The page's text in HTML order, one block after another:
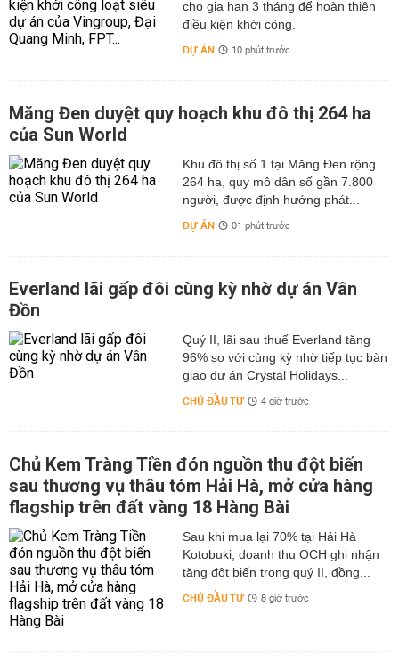
cho gia hạn 3 tháng để hoàn thiện
điều kiện khởi công.
DỰ ÁN 10 phút trước
Măng Đen duyệt quy hoạch khu đô thị 264 ha
của Sun World
Khu đô thị số 1 tại Măng Đen rộng
264 ha, quy mô dân số gần 7.800
người, được định hướng phát...
DỰ ÁN 01 phút trước
Everland lãi gấp đôi cùng kỳ nhờ dự án Vân
Đồn
Quý II, lãi sau thuế Everland tăng
96% so với cùng kỳ nhờ tiếp tục bàn
giao dự án Crystal Holidays...
CHỦ ĐẦU TƯ 4 giờ trước
Chủ Kem Tràng Tiền đón nguồn thu đột biến
sau thương vụ thâu tóm Hải Hà, mở cửa hàng
flagship trên đất vàng 18 Hàng Bài
Sau khi mua lại 70% tại Hải Hà
Kotobuki, doanh thu OCH ghi nhận
tăng đột biến trong quý II, đồng...
CHỦ ĐẦU TƯ 8 giờ trước